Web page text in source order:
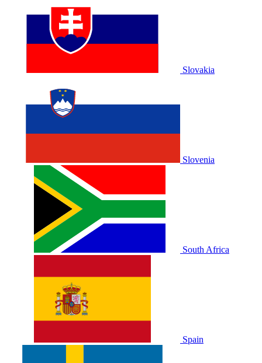
Slovakia
Slovenia
South Africa
Spain